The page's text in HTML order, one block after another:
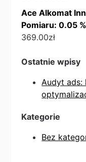
Ace Alkomat
Pomiaru: 0.05 %
369.00zł
Ostatnie wpisy
Audyt
Kategorie
Bez